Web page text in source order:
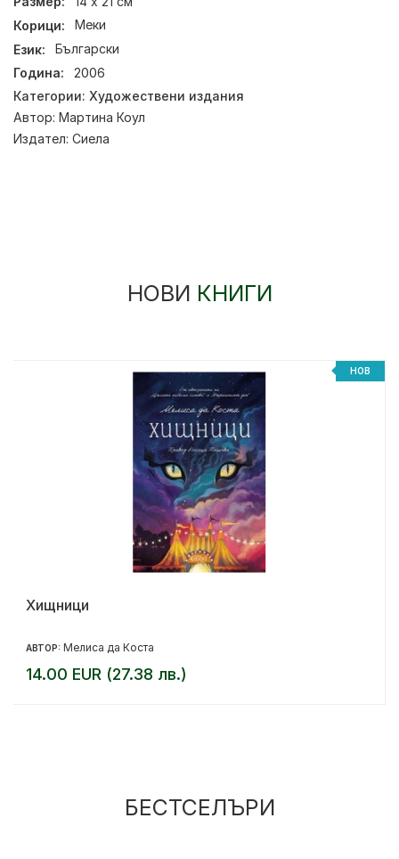
Корици:
Меки
Език:
Български
Година:
2006
Категории: Художествени издания
Автор: Мартина Коул
Издател: Сиела
НОВИ КНИГИ
НОВ
Хищници
АВТОР: Мелиса да Коста
14.00 EUR (27.38 лв.)
БЕСТСЕЛЪРИ